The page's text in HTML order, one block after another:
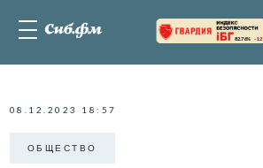
82.76% -1.2
08.12.2023 18:57
ОБЩЕСТВО